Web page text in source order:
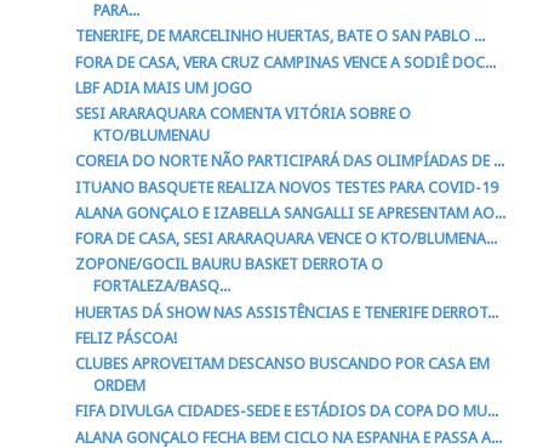
PARA...
TENERIFE, DE MARCELINHO HUERTAS, BATE O SAN PABLO ...
FORA DE CASA, VERA CRUZ CAMPINAS VENCE A SODIÊ DOC...
LBF ADIA MAIS UM JOGO
SESI ARARAQUARA COMENTA VITÓRIA SOBRE O
KTO/BLUMENAU
COREIA DO NORTE NÃO PARTICIPARÁ DAS OLIMPÍADAS DE ...
ITUANO BASQUETE REALIZA NOVOS TESTES PARA COVID-19
ALANA GONÇALO E IZABELLA SANGALLI SE APRESENTAM AO...
FORA DE CASA, SESI ARARAQUARA VENCE O KTO/BLUMENA...
ZOPONE/GOCIL BAURU BASKET DERROTA O
FORTALEZA/BASQ...
HUERTAS DÁ SHOW NAS ASSISTÊNCIAS E TENERIFE DERROT...
FELIZ PÁSCOA!
CLUBES APROVEITAM DESCANSO BUSCANDO POR CASA EM
ORDEM
FIFA DIVULGA CIDADES-SEDE E ESTÁDIOS DA COPA DO MU...
ALANA GONÇALO FECHA BEM CICLO NA ESPANHA E PASSA A...